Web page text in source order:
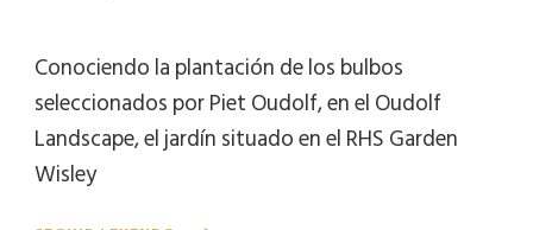
Conociendo la plantación de los bulbos
seleccionados por Piet Oudolf, en el Oudolf
Landscape, el jardín situado en el RHS Garden
Wisley